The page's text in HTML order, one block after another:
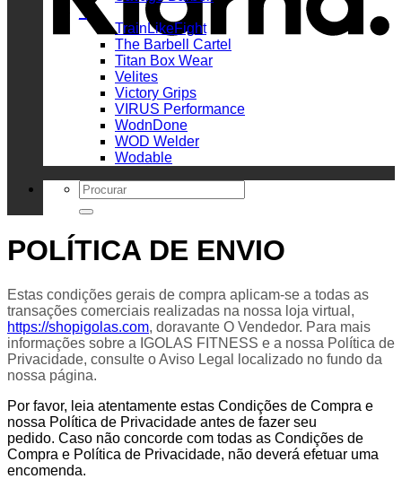
_
TrainLikeFight
The Barbell Cartel
Titan Box Wear
Velites
Victory Grips
VIRUS Performance
WodnDone
WOD Welder
Wodable
Search
for:
POLÍTICA DE ENVIO
Estas condições gerais de compra aplicam-se a todas as
transações comerciais realizadas na nossa loja virtual,
https://shopigolas.com, doravante O Vendedor. Para mais
informações sobre a IGOLAS FITNESS e a nossa Política de
Privacidade, consulte o Aviso Legal localizado no fundo da
nossa página.
Por favor, leia atentamente estas Condições de Compra e
nossa Política de Privacidade antes de fazer seu
pedido. Caso não concorde com todas as Condições de
Compra e Política de Privacidade, não deverá efetuar uma
encomenda.